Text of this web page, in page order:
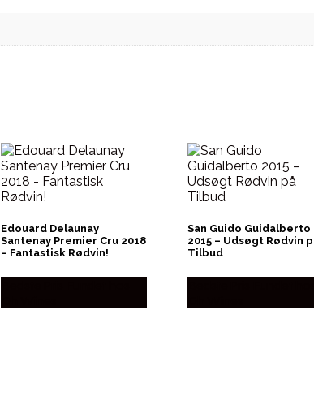
Edouard Delaunay
Santenay Premier Cru 2018
– Fantastisk Rødvin!
San Guido Guidalberto
2015 – Udsøgt Rødvin
Tilbud